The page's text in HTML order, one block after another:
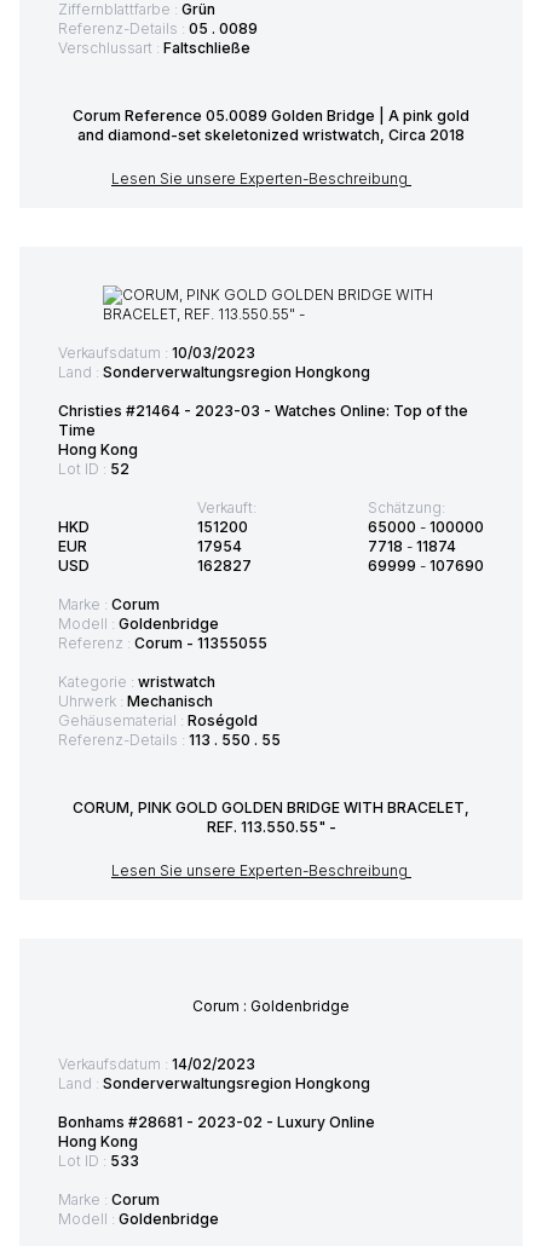
Ziffernblattfarbe : Grün
Referenz-Details : 05 . 0089
Verschlussart : Faltschließe
Corum Reference 05.0089 Golden Bridge | A pink gold
and diamond-set skeletonized wristwatch, Circa 2018
Lesen Sie unsere Experten-Beschreibung
Verkaufsdatum : 10/03/2023
Land : Sonderverwaltungsregion Hongkong
Christies #21464 - 2023-03 - Watches Online: Top of the
Time
Hong Kong
Lot ID : 52
HKD
EUR
USD
Verkauft:
151200
17954
162827
Schätzung:
65000 - 100000
7718 - 11874
69999 - 107690
Marke : Corum
Modell : Goldenbridge
Referenz : Corum - 11355055
Kategorie : wristwatch
Uhrwerk : Mechanisch
Gehäusematerial : Roségold
Referenz-Details : 113 . 550 . 55
CORUM, PINK GOLD GOLDEN BRIDGE WITH BRACELET,
REF. 113.550.55" -
Lesen Sie unsere Experten-Beschreibung
Corum : Goldenbridge
Verkaufsdatum : 14/02/2023
Land : Sonderverwaltungsregion Hongkong
Bonhams #28681 - 2023-02 - Luxury Online
Hong Kong
Lot ID : 533
Marke : Corum
Modell : Goldenbridge